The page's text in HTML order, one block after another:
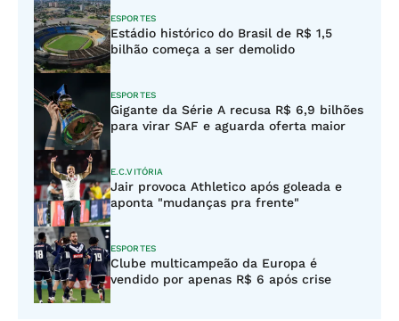
ESPORTES
Estádio histórico do Brasil de R$ 1,5
bilhão começa a ser demolido
ESPORTES
Gigante da Série A recusa R$ 6,9 bilhões
para virar SAF e aguarda oferta maior
E.C.VITÓRIA
Jair provoca Athletico após goleada e
aponta "mudanças pra frente"
ESPORTES
Clube multicampeão da Europa é
vendido por apenas R$ 6 após crise